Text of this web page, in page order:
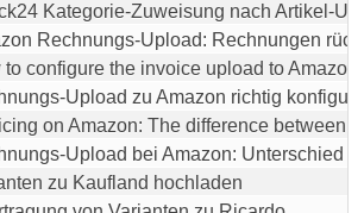
Kategorie-Zuweisung nach Artikel-
Rechnungs-Upload: Rechnungen
to configure the invoice upload to Amazon
Upload zu Amazon richtig
on Amazon: The difference between
Upload bei Amazon: Unterschied
zu Kaufland hochladen